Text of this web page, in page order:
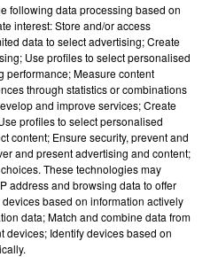
communiquer sur RVM
regie-pub
following data processing based on
interest: Store and/or access
data to select advertising; Create
Use profiles to select personalised
performance; Measure content
through statistics or combinations
and improve services; Create
profiles to select personalised
content; Ensure security, prevent and
and present advertising and content;
These technologies may
address and browsing data to offer
based on information actively
data; Match and combine data from
devices; Identify devices based on